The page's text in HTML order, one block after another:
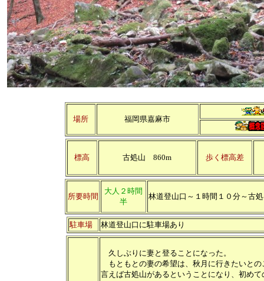
場所 福岡県嘉麻市
標高 古処山 860m 歩く標高差
所要時間
大人２時間
半
林道登山口 ～１時間１０分～古
駐車場 林道登山口に駐車場あり
久しぶりに妻と登ることになった。
もともとの妻の希望は、秋月に行きたいと
言えば古処山があるということになり、初め